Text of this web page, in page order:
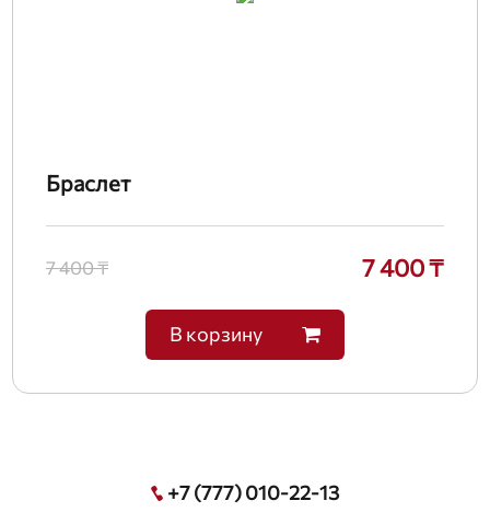
Браслет
7 400 ₸ 7 400 ₸
В корзину
+7 (777) 010-22-13